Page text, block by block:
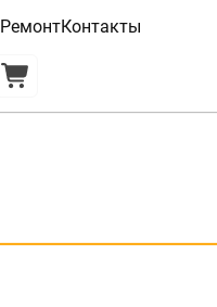
РемонтКонтакты